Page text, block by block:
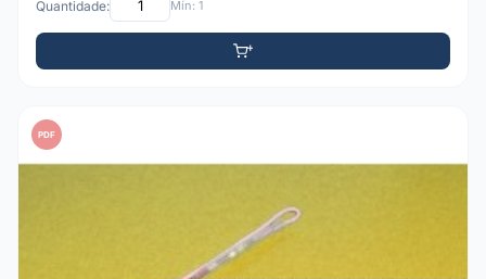
Quantidade: Mín: 1
PDF